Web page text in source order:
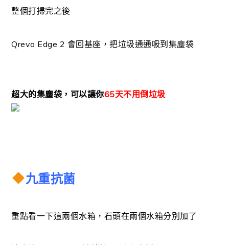
整個打掃完之後
Qrevo Edge 2 會回基座，把垃圾通通吸到集塵袋
超大的集塵袋，可以讓你65天不用倒垃圾
九重抗菌
重點看一下這兩個水箱，石頭在兩個水箱分別加了